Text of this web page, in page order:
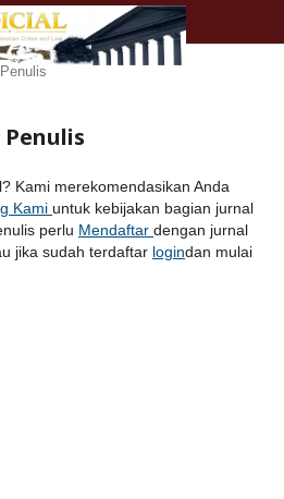
Kami merekomendasikan Anda
Kami untuk kebijakan bagian jurnal
perlu Mendaftar dengan jurnal
jika sudah terdaftar logindan mulai